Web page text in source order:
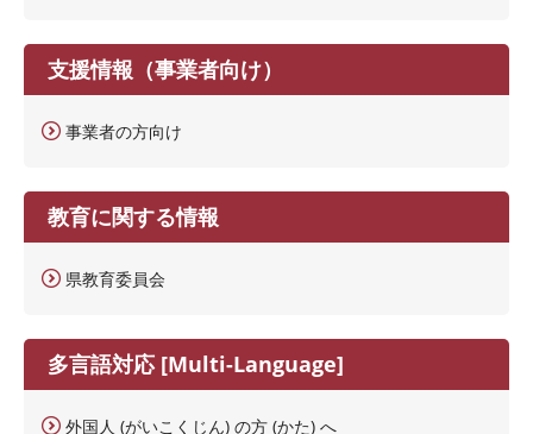
支援情報（事業者向け）
事業者の方向け
教育に関する情報
県教育委員会
多言語対応 [Multi-Language]
外国人 (がいこくじん) の方 (かた) へ